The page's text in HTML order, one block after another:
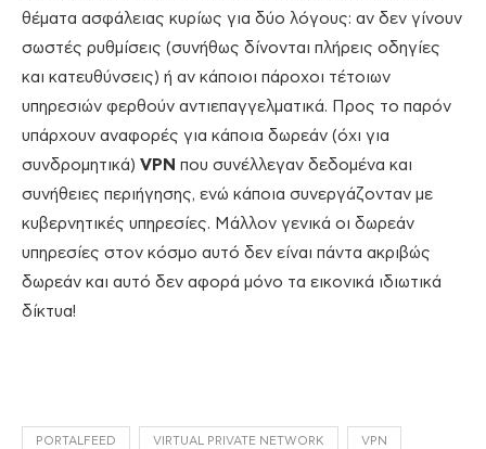
θέματα ασφάλειας κυρίως για δύο λόγους: αν δεν γίνουν
σωστές ρυθμίσεις (συνήθως δίνονται πλήρεις οδηγίες
και κατευθύνσεις) ή αν κάποιοι πάροχοι τέτοιων
υπηρεσιών φερθούν αντιεπαγγελματικά. Προς το παρόν
υπάρχουν αναφορές για κάποια δωρεάν (όχι για
συνδρομητικά) VPN που συνέλλεγαν δεδομένα και
συνήθειες περιήγησης, ενώ κάποια συνεργάζονταν με
κυβερνητικές υπηρεσίες. Μάλλον γενικά οι δωρεάν
υπηρεσίες στον κόσμο αυτό δεν είναι πάντα ακριβώς
δωρεάν και αυτό δεν αφορά μόνο τα εικονικά ιδιωτικά
δίκτυα!
PORTALFEED VIRTUAL PRIVATE NETWORK VPN